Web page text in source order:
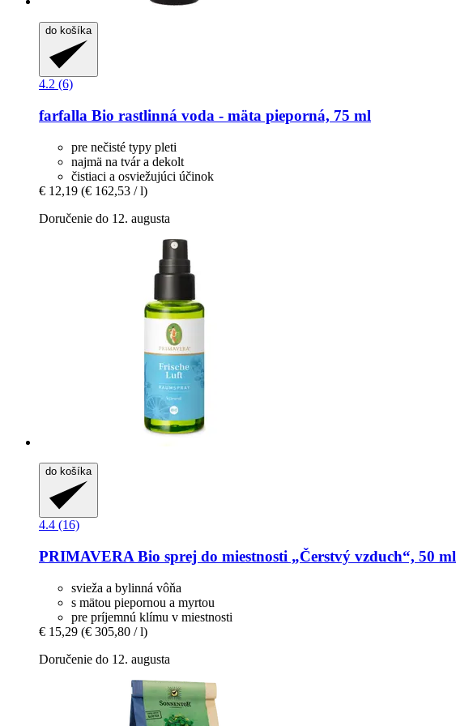
do košíka
4.2 (6)
farfalla Bio rastlinná voda -​ mäta pieporná, 75 ml
pre nečisté typy pleti
najmä na tvár a dekolt
čistiaci a osviežujúci účinok
€ 12,19 (€ 162,53 / l)
Doručenie do 12. augusta
do košíka
4.4 (16)
PRIMAVERA Bio sprej do miestnosti „Čerstvý vzduch“, 50 ml
svieža a bylinná vôňa
s mätou piepornou a myrtou
pre príjemnú klímu v miestnosti
€ 15,29 (€ 305,80 / l)
Doručenie do 12. augusta